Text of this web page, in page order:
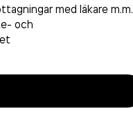
med läkare m.m.
och